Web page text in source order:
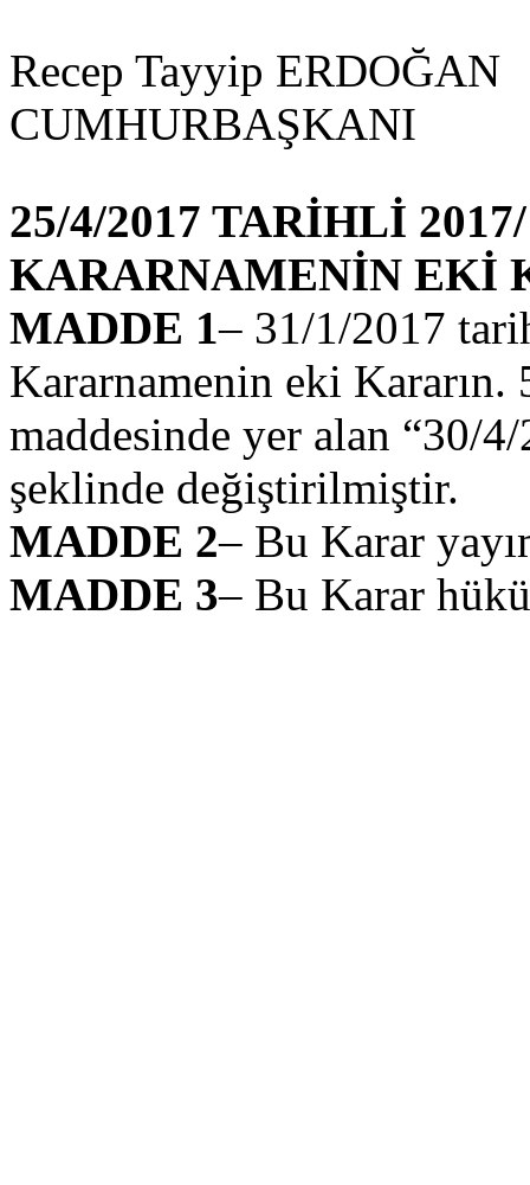
Recep Tayyip ERDOĞAN
CUMHURBAŞKANI
25/4/2017 TARİHLİ
KARARNAMENİN EKİ
MADDE 1– 31/1/2017
Kararnamenin eki
maddesinde yer alan “30/
şeklinde değiştirilmiştir.
MADDE 2– Bu Karar
MADDE 3– Bu Karar